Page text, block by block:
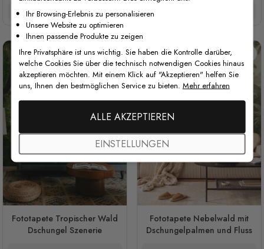
37 €/m² 29,60 €/m² 40,00 €
Fototapete Tropischer Wald
Dschungel Szenerie
Fototapete Nebelwald mit
Dschungelpalmen und Fluss
Ihr Browsing-Erlebnis zu personalisieren
Unsere Website zu optimieren
Ihnen passende Produkte zu zeigen
Ihre Privatsphäre ist uns wichtig. Sie haben die Kontrolle darüber,
welche Cookies Sie über die technisch notwendigen Cookies hinaus
akzeptieren möchten. Mit einem Klick auf "Akzeptieren" helfen Sie
uns, Ihnen den bestmöglichen Service zu bieten. Mehr erfahren
ALLE AKZEPTIEREN
EINSTELLUNGEN